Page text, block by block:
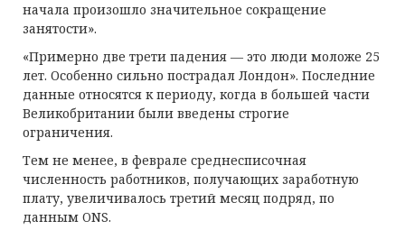
начала произошло значительное сокращение
занятости».
«Примерно две трети падения — это люди моложе 25
лет. Особенно сильно пострадал Лондон». Последние
данные относятся к периоду, когда в большей части
Великобритании были введены строгие
ограничения.
Тем не менее, в феврале среднесписочная
численность работников, получающих заработную
плату, увеличивалось третий месяц подряд, по
данным ONS.